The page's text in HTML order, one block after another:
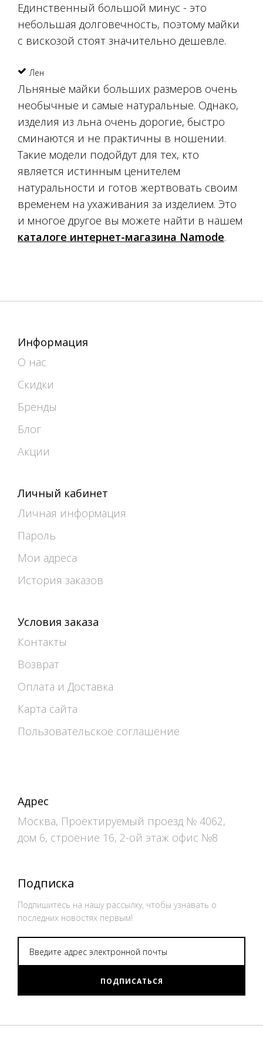
Единственный большой минус - это
небольшая долговечность, поэтому майки
с вискозой стоят значительно дешевле.
Лен
Льняные майки больших размеров очень
необычные и самые натуральные. Однако,
изделия из льна очень дорогие, быстро
сминаются и не практичны в ношении.
Такие модели подойдут для тех, кто
является истинным ценителем
натуральности и готов жертвовать своим
временем на ухаживания за изделием. Это
и многое другое вы можете найти в нашем
каталоге интернет-магазина Namode.
Информация
О нас
Скидки
Бренды
Блог
Акции
Личный кабинет
Личная информация
Пароль
Мои адреса
История заказов
Условия заказа
Контакты
Возврат
Оплата и Доставка
Карта сайта
Пользовательское соглашение
Адрес
Москва, Проектируемый проезд № 4062,
дом 6, строение 16, 2-ой этаж офис №8
Подписка
Подпишитесь на нашу рассылку, чтобы узнавать о
последних новостях первым!
ПОДПИСАТЬСЯ